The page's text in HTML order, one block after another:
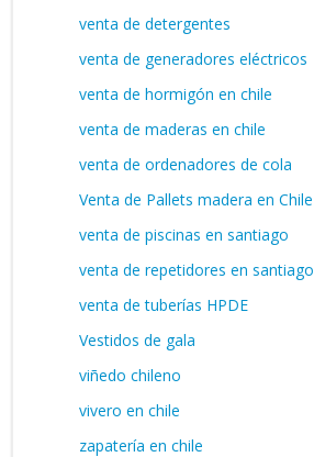
venta de detergentes
venta de generadores eléctricos
venta de hormigón en chile
venta de maderas en chile
venta de ordenadores de cola
Venta de Pallets madera en Chile
venta de piscinas en santiago
venta de repetidores en santiago
venta de tuberías HPDE
Vestidos de gala
viñedo chileno
vivero en chile
zapatería en chile